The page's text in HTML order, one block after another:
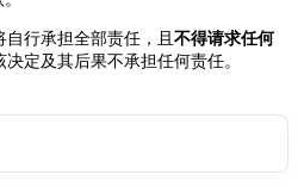
自行承担全部责任，且不得请求任何
决定及其后果不承担任何责任。